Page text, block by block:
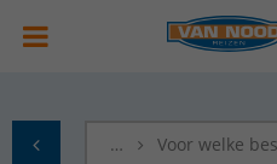
… Voor welke